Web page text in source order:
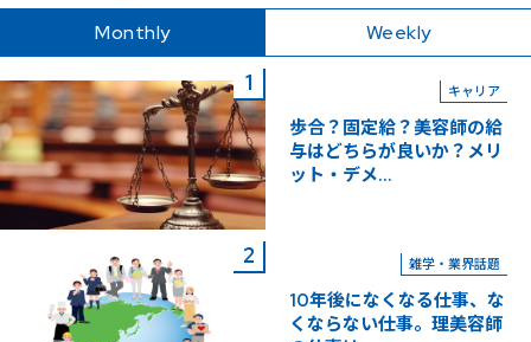
Monthly Weekly
キャリア
歩合？固定給？美容師の給
与はどちらが良いか？メリ
ット・デメ...
雑学・業界話題
10年後になくなる仕事、な
くならない仕事。理美容師